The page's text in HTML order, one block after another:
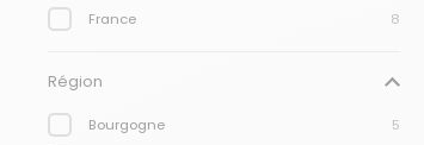
France 8
Région
Bourgogne
5